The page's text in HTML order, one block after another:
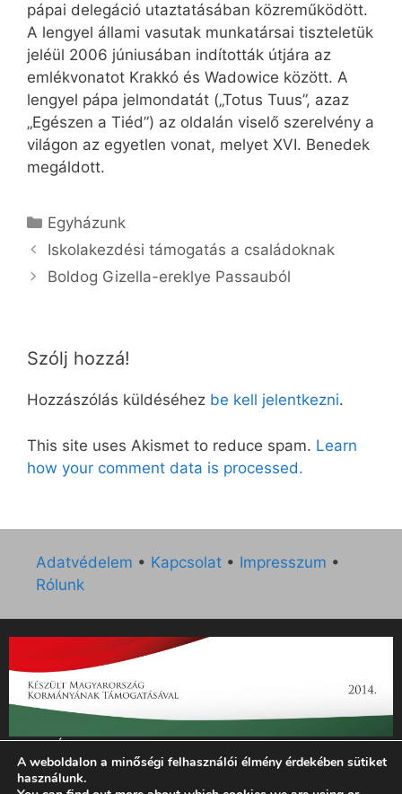
pápai delegáció utaztatásában közreműködött.
A lengyel állami vasutak munkatársai tiszteletük
jeléül 2006 júniusában indították útjára az
emlékvonatot Krakkó és Wadowice között. A
lengyel pápa jelmondatát („Totus Tuus”, azaz
„Egészen a Tiéd”) az oldalán viselő szerelvény a
világon az egyetlen vonat, melyet XVI. Benedek
megáldott.
Kategória
Egyházunk
Iskolakezdési támogatás a családoknak
Boldog Gizella-ereklye Passauból
Szólj hozzá!
Hozzászólás küldéséhez be kell jelentkezni.
This site uses Akismet to reduce spam. Learn
how your comment data is processed.
Adatvédelem • Kapcsolat • Impresszum •
Rólunk
„Az Új Ember katolikus hetilap 2014. évi működésének
támogatását az EGYH-KCP-14-P-0121 sz. támogatási
szerződés keretében 3 000 000 Ft összegben támogatta az
A weboldalon a minőségi felhasználói élmény érdekében sütiket
használunk.